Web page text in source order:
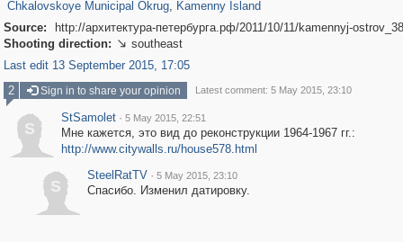
Chkalovskoye Municipal Okrug, Kamenny Island
Source:
http://архитектура-петербурга.рф/2011/10/11/kamennyj-
Shooting direction:  southeast
Last edit 13 September 2015, 17:05
2
Sign in to share your opinion Latest comment: 5 May 2015, 23:10
S
StSamolet · 5 May 2015, 22:51
Мне кажется, это вид до реконструкции 1964-1967 гг.:
http://www.citywalls.ru/house578.html
S
SteelRatTV · 5 May 2015, 23:10
Спасибо. Изменил датировку.